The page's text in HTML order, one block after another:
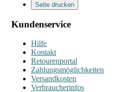
Seite drucken
Kundenservice
Hilfe
Kontakt
Retourenportal
Zahlungsmöglichkeiten
Versandkosten
Verbraucherinfos